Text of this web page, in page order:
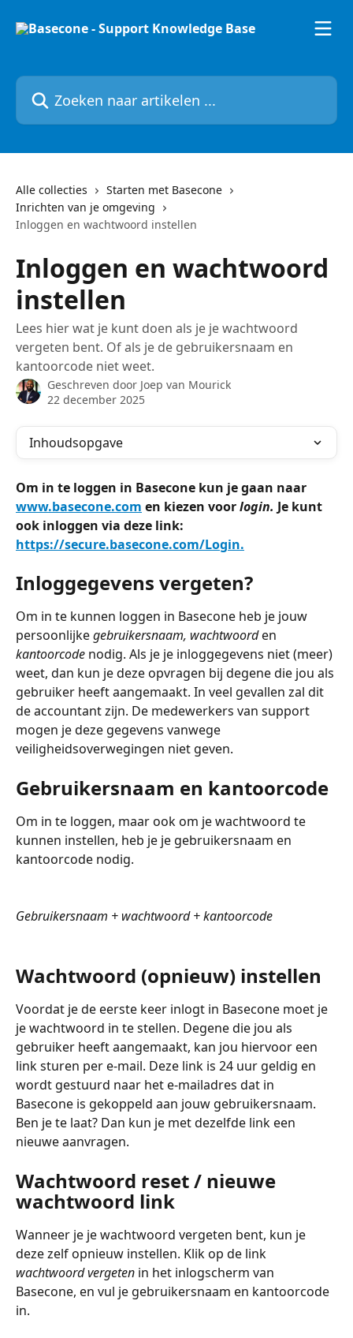
Zoeken naar artikelen ...
Alle collecties
Starten met Basecone
Inrichten van je omgeving
Inloggen en wachtwoord instellen
Inloggen en wachtwoord
instellen
Lees hier wat je kunt doen als je je wachtwoord
vergeten bent. Of als je de gebruikersnaam en
kantoorcode niet weet.
Geschreven door Joep van Mourick
22 december 2025
Inhoudsopgave
Om in te loggen in Basecone kun je gaan naar
www.basecone.com en kiezen voor login. Je kunt
ook inloggen via deze link:
https://secure.basecone.com/Login.
Inloggegevens vergeten?
Om in te kunnen loggen in Basecone heb je jouw
persoonlijke gebruikersnaam, wachtwoord en
kantoorcode nodig. Als je je inloggegevens niet (meer)
weet, dan kun je deze opvragen bij degene die jou als
gebruiker heeft aangemaakt. In veel gevallen zal dit
de accountant zijn. De medewerkers van support
mogen je deze gegevens vanwege
veiligheidsoverwegingen niet geven.
Gebruikersnaam en kantoorcode
Om in te loggen, maar ook om je wachtwoord te
kunnen instellen, heb je je gebruikersnaam en
kantoorcode nodig.
Gebruikersnaam + wachtwoord + kantoorcode
Wachtwoord (opnieuw) instellen
Voordat je de eerste keer inlogt in Basecone moet je
je wachtwoord in te stellen. Degene die jou als
gebruiker heeft aangemaakt, kan jou hiervoor een
link sturen per e-mail. Deze link is 24 uur geldig en
wordt gestuurd naar het e-mailadres dat in
Basecone is gekoppeld aan jouw gebruikersnaam.
Ben je te laat? Dan kun je met dezelfde link een
nieuwe aanvragen.
Wachtwoord reset / nieuwe
wachtwoord link
Wanneer je je wachtwoord vergeten bent, kun je
deze zelf opnieuw instellen. Klik op de link
wachtwoord vergeten in het inlogscherm van
Basecone, en vul je gebruikersnaam en kantoorcode
in.